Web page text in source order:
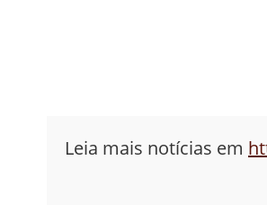
Leia mais notícias em